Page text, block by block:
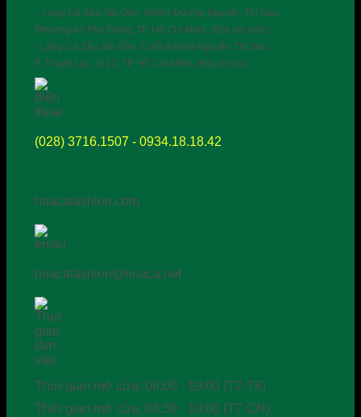
- Làng Cá Sấu Sài Gòn: 96/9/4 Đường Nguyễn Thị Sáu,
Phường An Phú Đông, TP. Hồ Chí Minh. (Địa chỉ mới)
- Làng Cá Sấu Sài Gòn: Cuối đường Nguyễn Thị Sáu,
P. Thạnh Lộc, Q.12, TP. Hồ Chí Minh. (Địa chỉ cũ)
(028) 3716.1507 - 0934.18.18.42
hoacafashion.com
hoacafashion@hoaca.net
Thời gian mở cửa: 08:00 - 19:00 (T2-T6)
Thời gian mở cửa: 08:30 - 19:00 (T7-CN)